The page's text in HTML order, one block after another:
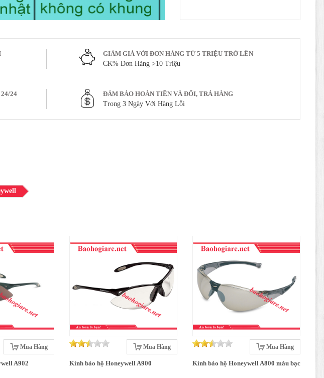
GIẢM GIÁ VỚI ĐƠN HÀNG TỪ 5 TRIỆU TRỞ LÊN
CK% Đơn Hàng >10 Triệu
24
ĐẢM BẢO HOÀN TIỀN VÀ ĐỔI, TRẢ HÀNG
Trong 3 Ngày Với Hàng Lỗi
Mua Hàng
A902
Mua Hàng
Kính bảo hộ Honeywell A900
Mua Hàng
Kính bảo hộ Honeywell A800 màu bạc